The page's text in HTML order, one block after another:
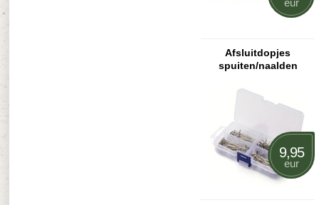
Afsluitdopjes
spuiten/naalden
eur
9,95
eur